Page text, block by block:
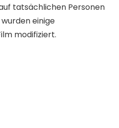
tatsächlichen Personen
einige
modifiziert.